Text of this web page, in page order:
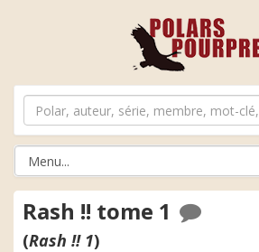
Rash !! tome 1
(Rash !! 1)